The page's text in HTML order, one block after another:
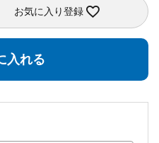
お気に入り登録
入れる